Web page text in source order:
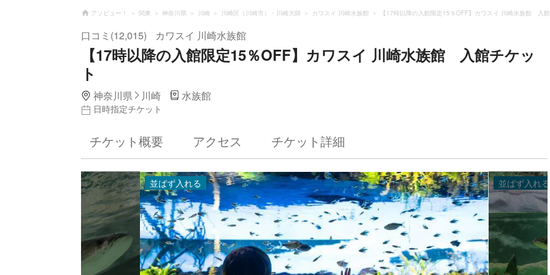
アソビュー！ 関東 神奈川県 川崎 川崎区（川崎市）・川崎大師 カワスイ 川崎⽔族館 【17時以降の入館限定15％OFF】カワスイ 川崎⽔族館 入館
口コミ(12,015) カワスイ 川崎⽔族館
【17時以降の入館限定15％OFF】カワスイ 川崎⽔族館 入館チケッ
ト
神奈川県 川崎 水族館
日時指定チケット
チケット概要 アクセス チケット詳細
並ばず入れる 並ばず入れる